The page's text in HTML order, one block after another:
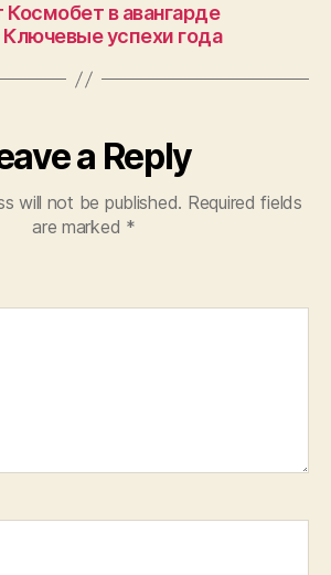
в авангарде
Ключевые успехи года
a Reply
will not be published. Required fields
are marked *